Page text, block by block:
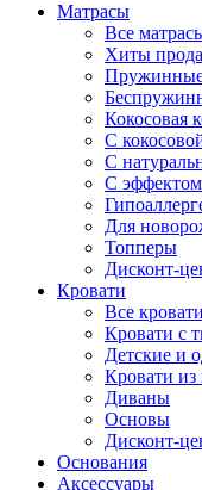
Матрасы
Все
Хиты
Кокосовая
С
С
С
Для
Топперы
Дисконт-
Кровати
Все кровати
Кровати с
Детские и
Кровати из
Диваны
Основы
Дисконт-
Основания
Аксессуары